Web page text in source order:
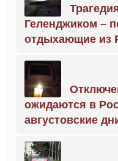
Геленджиком –
отдыхающие из
ожидаются в
августовские